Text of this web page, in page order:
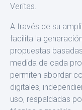
Veritas.
A través de su
facilita la
propuestas
medida de cada
permiten abordar
digitales,
uso, respaldadas